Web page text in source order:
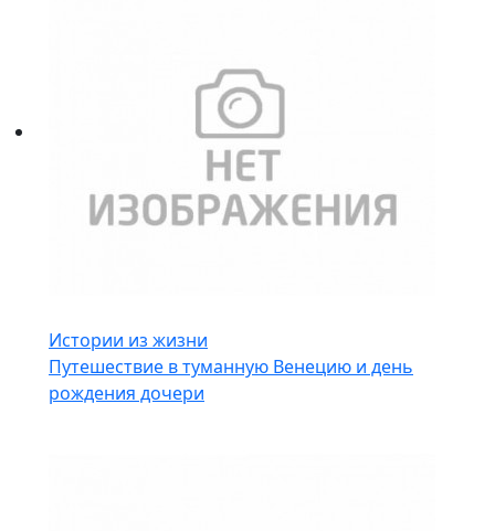
Истории из жизни
Путешествие в туманную Венецию и день
рождения дочери